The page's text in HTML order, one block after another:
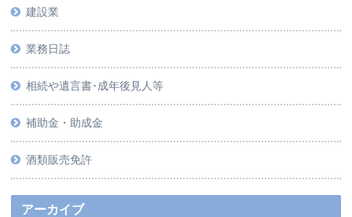
建設業
業務日誌
相続や遺言書･成年後見人等
補助金・助成金
酒類販売免許
アーカイブ